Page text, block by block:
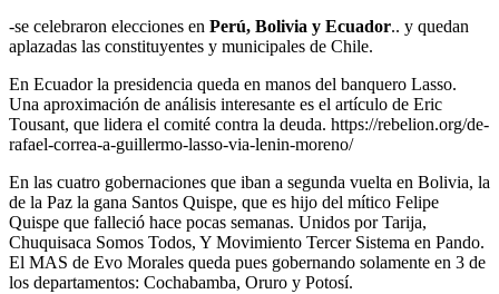
-se celebraron elecciones en Perú, Bolivia y Ecuador.. y quedan
aplazadas las constituyentes y municipales de Chile.
En Ecuador la presidencia queda en manos del banquero Lasso.
Una aproximación de análisis interesante es el artículo de Eric
Tousant, que lidera el comité contra la deuda. https://rebelion.org/de-
rafael-correa-a-guillermo-lasso-via-lenin-moreno/
En las cuatro gobernaciones que iban a segunda vuelta en Bolivia, la
de la Paz la gana Santos Quispe, que es hijo del mítico Felipe
Quispe que falleció hace pocas semanas. Unidos por Tarija,
Chuquisaca Somos Todos, Y Movimiento Tercer Sistema en Pando.
El MAS de Evo Morales queda pues gobernando solamente en 3 de
los departamentos: Cochabamba, Oruro y Potosí.